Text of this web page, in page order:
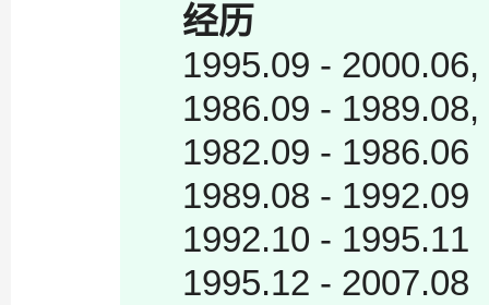
经历
1995.09 -
1986.09 -
1982.09 -
1989.08 -
1992.10 -
1995.12 -